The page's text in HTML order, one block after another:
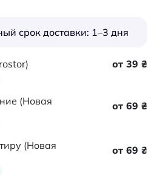
срок доставки: 1–3 дня
от 39 ₴
(Новая
от 69 ₴
(Новая
от 69 ₴